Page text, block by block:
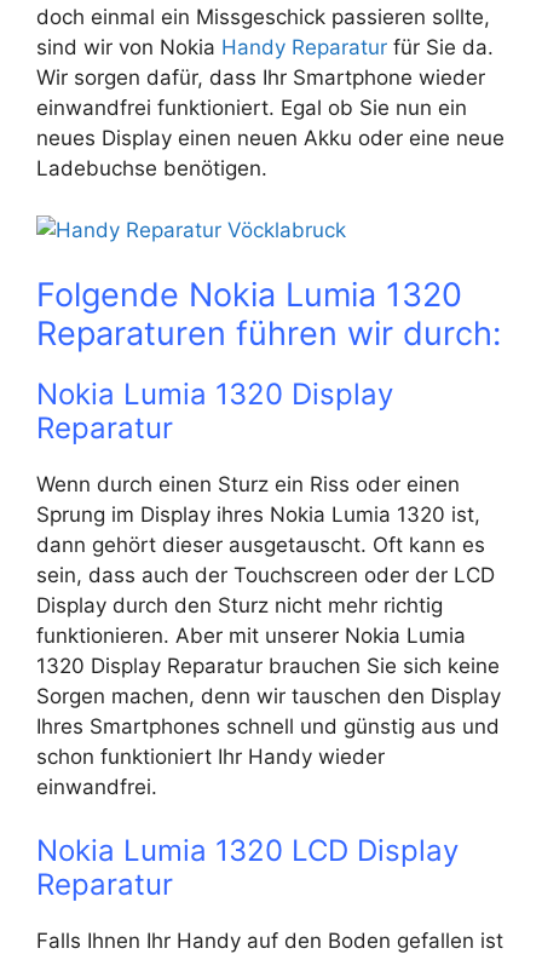
doch einmal ein Missgeschick passieren sollte,
sind wir von Nokia Handy Reparatur für Sie da.
Wir sorgen dafür, dass Ihr Smartphone wieder
einwandfrei funktioniert. Egal ob Sie nun ein
neues Display einen neuen Akku oder eine neue
Ladebuchse benötigen.
Folgende Nokia Lumia 1320
Reparaturen führen wir durch:
Nokia Lumia 1320 Display
Reparatur
Wenn durch einen Sturz ein Riss oder einen
Sprung im Display ihres Nokia Lumia 1320 ist,
dann gehört dieser ausgetauscht. Oft kann es
sein, dass auch der Touchscreen oder der LCD
Display durch den Sturz nicht mehr richtig
funktionieren. Aber mit unserer Nokia Lumia
1320 Display Reparatur brauchen Sie sich keine
Sorgen machen, denn wir tauschen den Display
Ihres Smartphones schnell und günstig aus und
schon funktioniert Ihr Handy wieder
einwandfrei.
Nokia Lumia 1320 LCD Display
Reparatur
Falls Ihnen Ihr Handy auf den Boden gefallen ist